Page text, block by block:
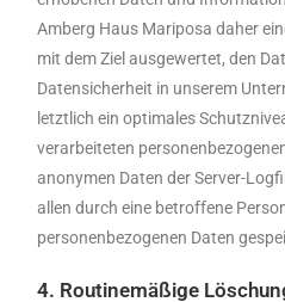
Amberg Haus Mariposa daher
mit dem Ziel ausgewertet, den
Datensicherheit in unserem
letztlich ein optimales
verarbeiteten
anonymen Daten der Server-
allen durch eine betroffene
personenbezogenen Daten
4. Routinemäßige